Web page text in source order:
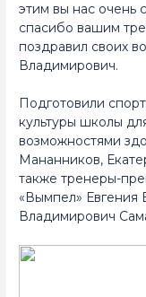
этим вы нас очень
спасибо вашим
поздравил своих
Владимирович.
Подготовили
культуры школы
возможностями
Мананников,
также тренеры-
«Вымпел» Евгения
Владимирович